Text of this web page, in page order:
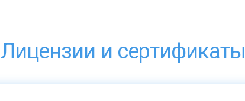
Лицензии и сертификаты